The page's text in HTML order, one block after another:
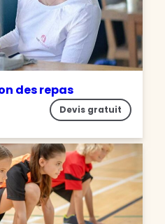
des repas
Devis gratuit